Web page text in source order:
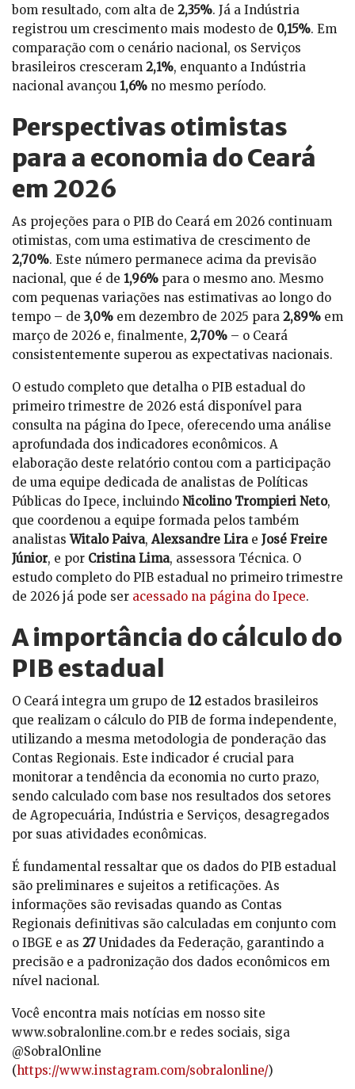
bom resultado, com alta de 2,35%. Já a Indústria
registrou um crescimento mais modesto de 0,15%. Em
comparação com o cenário nacional, os Serviços
brasileiros cresceram 2,1%, enquanto a Indústria
nacional avançou 1,6% no mesmo período.
Perspectivas otimistas
para a economia do Ceará
em 2026
As projeções para o PIB do Ceará em 2026 continuam
otimistas, com uma estimativa de crescimento de
2,70%. Este número permanece acima da previsão
nacional, que é de 1,96% para o mesmo ano. Mesmo
com pequenas variações nas estimativas ao longo do
tempo – de 3,0% em dezembro de 2025 para 2,89% em
março de 2026 e, finalmente, 2,70% – o Ceará
consistentemente superou as expectativas nacionais.
O estudo completo que detalha o PIB estadual do
primeiro trimestre de 2026 está disponível para
consulta na página do Ipece, oferecendo uma análise
aprofundada dos indicadores econômicos. A
elaboração deste relatório contou com a participação
de uma equipe dedicada de analistas de Políticas
Públicas do Ipece, incluindo Nicolino Trompieri Neto,
que coordenou a equipe formada pelos também
analistasWitalo Paiva, Alexsandre Lirae José Freire
Júnior, e por Cristina Lima, assessora Técnica. O
estudo completo do PIB estadual no primeiro trimestre
de 2026 já pode ser acessado na página do Ipece.
A importância do cálculo do
PIB estadual
O Ceará integra um grupo de 12 estados brasileiros
que realizam o cálculo do PIB de forma independente,
utilizando a mesma metodologia de ponderação das
Contas Regionais. Este indicador é crucial para
monitorar a tendência da economia no curto prazo,
sendo calculado com base nos resultados dos setores
de Agropecuária, Indústria e Serviços, desagregados
por suas atividades econômicas.
É fundamental ressaltar que os dados do PIB estadual
são preliminares e sujeitos a retificações. As
informações são revisadas quando as Contas
Regionais definitivas são calculadas em conjunto com
o IBGE e as 27 Unidades da Federação, garantindo a
precisão e a padronização dos dados econômicos em
nível nacional.
Você encontra mais notícias em nosso site
www.sobralonline.com.br e redes sociais, siga
@SobralOnline
(https://www.instagram.com/sobralonline/)